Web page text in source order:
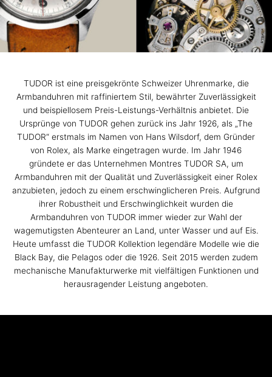
TUDOR ist eine preisgekrönte Schweizer Uhrenmarke, die
Armbanduhren mit raffiniertem Stil, bewährter Zuverlässigkeit
und beispiellosem Preis-Leistungs-Verhältnis anbietet. Die
Ursprünge von TUDOR gehen zurück ins Jahr 1926, als „The
TUDOR“ erstmals im Namen von Hans Wilsdorf, dem Gründer
von Rolex, als Marke eingetragen wurde. Im Jahr 1946
gründete er das Unternehmen Montres TUDOR SA, um
Armbanduhren mit der Qualität und Zuverlässigkeit einer Rolex
anzubieten, jedoch zu einem erschwinglicheren Preis. Aufgrund
ihrer Robustheit und Erschwinglichkeit wurden die
Armbanduhren von TUDOR immer wieder zur Wahl der
wagemutigsten Abenteurer an Land, unter Wasser und auf Eis.
Heute umfasst die TUDOR Kollektion legendäre Modelle wie die
Black Bay, die Pelagos oder die 1926. Seit 2015 werden zudem
mechanische Manufakturwerke mit vielfältigen Funktionen und
herausragender Leistung angeboten.